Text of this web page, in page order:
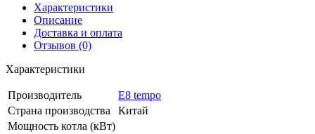
Характеристики
Описание
Доставка и оплата
Отзывов (0)
Характеристики
Производитель
E8 tempo
Страна производства
Китай
Мощность котла (кВт)